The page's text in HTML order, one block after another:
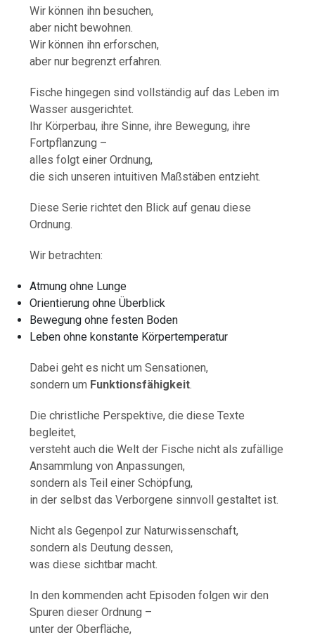
Wir können ihn besuchen,
aber nicht bewohnen.
Wir können ihn erforschen,
aber nur begrenzt erfahren.
Fische hingegen sind vollständig auf das Leben im
Wasser ausgerichtet.
Ihr Körperbau, ihre Sinne, ihre Bewegung, ihre
Fortpflanzung –
alles folgt einer Ordnung,
die sich unseren intuitiven Maßstäben entzieht.
Diese Serie richtet den Blick auf genau diese
Ordnung.
Wir betrachten:
Atmung ohne Lunge
Orientierung ohne Überblick
Bewegung ohne festen Boden
Leben ohne konstante Körpertemperatur
Dabei geht es nicht um Sensationen,
sondern um Funktionsfähigkeit.
Die christliche Perspektive, die diese Texte
begleitet,
versteht auch die Welt der Fische nicht als zufällige
Ansammlung von Anpassungen,
sondern als Teil einer Schöpfung,
in der selbst das Verborgene sinnvoll gestaltet ist.
Nicht als Gegenpol zur Naturwissenschaft,
sondern als Deutung dessen,
was diese sichtbar macht.
In den kommenden acht Episoden folgen wir den
Spuren dieser Ordnung –
unter der Oberfläche,